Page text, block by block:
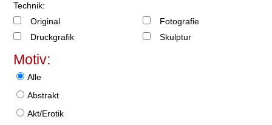
Technik:
Original
Druckgrafik
Fotografie
Skulptur
Motiv:
Alle
Abstrakt
Akt/Erotik